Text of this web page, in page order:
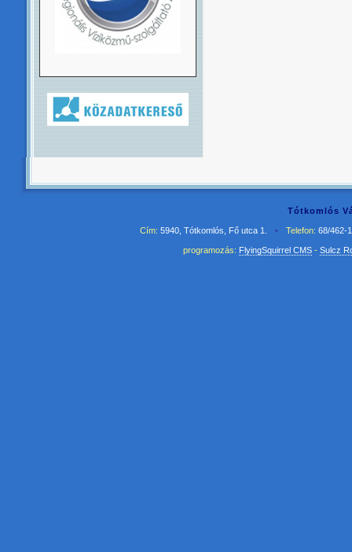
Tótkomlós
Cím: 5940, Tótkomlós, Fő utca 1. • Telefon: 68/462-
programozás: FlyingSquirrel CMS- Sulcz